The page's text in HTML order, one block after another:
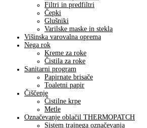
Filtri in predfiltri
Čepki
Glušniki
Varilske maske in stekla
Višinska varovalna oprema
Nega rok
Kreme za roke
Čistila za roke
Sanitarni program
Papirnate brisače
Toaletni papir
Čiščenje
Čistilne krpe
Metle
Označevanje oblačil THERMOPATCH
Sistem trajnega označevanja